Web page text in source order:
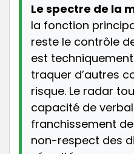
Le spectre de la
la fonction
reste le contrôle
est
traquer d’autres
risque. Le radar
capacité de
franchissement
non-respect des